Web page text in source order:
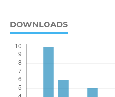
DOWNLOADS